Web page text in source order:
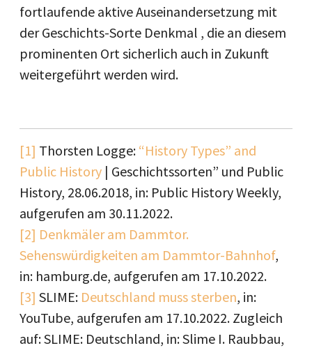
fortlaufende aktive Auseinandersetzung mit
der Geschichts-Sorte Denkmal , die an diesem
prominenten Ort sicherlich auch in Zukunft
weitergeführt werden wird.
[1] Thorsten Logge: “History Types” and
Public History | Geschichtssorten” und Public
History, 28.06.2018, in: Public History Weekly,
aufgerufen am 30.11.2022.
[2] Denkmäler am Dammtor.
Sehenswürdigkeiten am Dammtor-Bahnhof,
in: hamburg.de, aufgerufen am 17.10.2022.
[3] SLIME: Deutschland muss sterben, in:
YouTube, aufgerufen am 17.10.2022. Zugleich
auf: SLIME: Deutschland, in: Slime I. Raubbau,